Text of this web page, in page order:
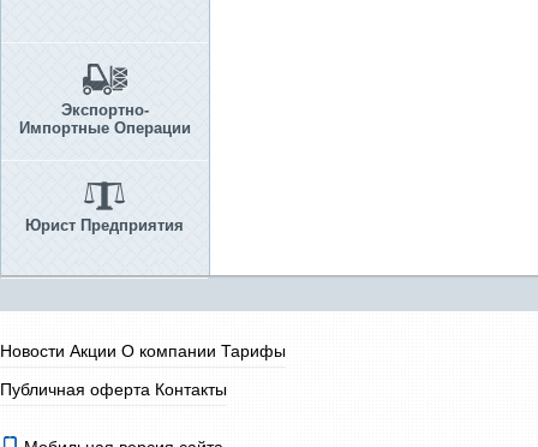
Экспортно-
Импортные Операции
Юрист Предприятия
Новости Акции О компании Тарифы
Публичная оферта Контакты